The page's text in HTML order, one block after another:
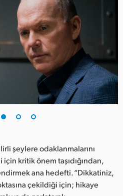
şeylere odaklanmalarını
kritik önem taşıdığından,
ana hedefti. “Dikkatiniz,
çekildiği için; hikaye